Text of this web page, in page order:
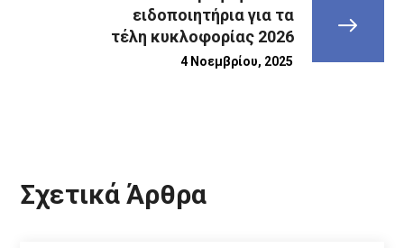
ειδοποιητήρια για τα
τέλη κυκλοφορίας 2026
4 Νοεμβρίου, 2025
Σχετικά Άρθρα